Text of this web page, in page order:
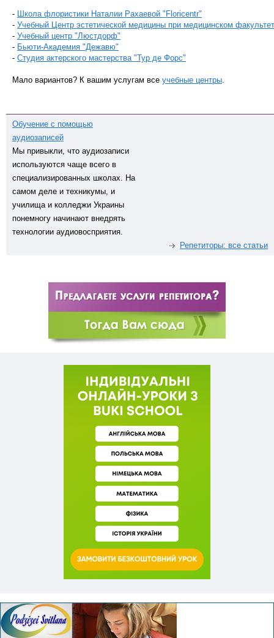
-
Школа флористики Наталии Рахаевой "Floricentr"
- Учебный Центр эстетической медицины при медицинском
- Учебный центр "Люстдорф"
- Бьюти-Академия "Дежавю"
- Студия актерского мастерства "Тур де Форс"
Мало вариантов? К вашим услугам все учебные центры
Обучение с помощью
аудиозаписей
Мы привыкли, что аудиозаписи
используются чаще всего в
специализированных школах. На
самом деле и техникумы, и
училища и колледжи Украины
понемногу начинают внедрять
технологии аудиовосприятия.
Репетиторы: все статьи